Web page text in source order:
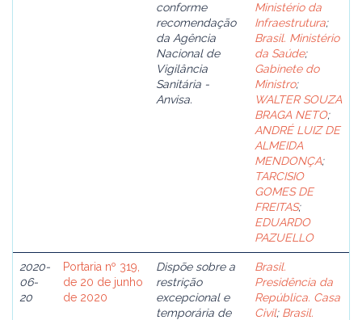
conforme
recomendação
da Agência
Nacional de
Vigilância
Sanitária -
Anvisa.
Ministério da
Infraestrutura;
Brasil. Ministério
da Saúde;
Gabinete do
Ministro;
WALTER SOUZA
BRAGA NETO;
ANDRÉ LUIZ DE
ALMEIDA
MENDONÇA;
TARCISIO
GOMES DE
FREITAS;
EDUARDO
PAZUELLO
2020-
06-
20
Portaria nº 319,
de 20 de junho
de 2020
Dispõe sobre a
restrição
excepcional e
temporária de
Brasil.
Presidência da
República. Casa
Civil; Brasil.